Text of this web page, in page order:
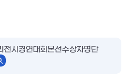
전시경연대회본선수상자명단